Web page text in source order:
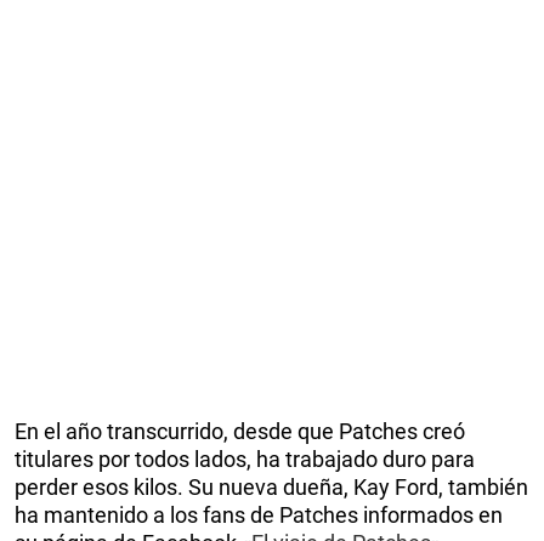
En el año transcurrido, desde que Patches creó
titulares por todos lados, ha trabajado duro para
perder esos kilos. Su nueva dueña, Kay Ford, también
ha mantenido a los fans de Patches informados en